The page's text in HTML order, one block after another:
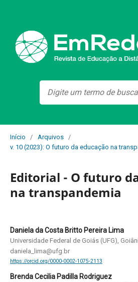
Início / Arquivos
/
v. 10 (2023): O futuro da educação na
Editorial - O futuro
na transpandemia
Daniela da Costa Britto Pereira Lima
Universidade Federal de Goiás (UFG),
daniela_lima@ufg.br
https://orcid.org/0000-0002-1075-2113
Brenda Cecilia Padilla Rodriguez